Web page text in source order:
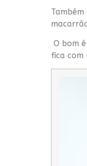
O bom
fica com